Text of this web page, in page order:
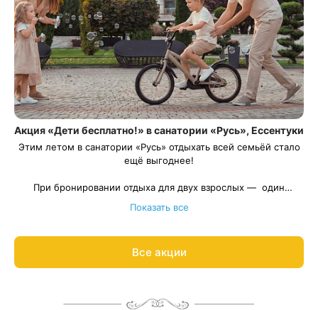
Акция «Дети бесплатно!» в санатории «Русь», Ессентуки
Этим летом в санатории «Русь» отдыхать всей семьёй стало
ещё выгоднее!
При бронировании отдыха для двух взрослых — один
бесплатно
по 30 сентября, чтобы вы могли выбрать самые удобные даты
Весь период проживания должен пройти в даты 01 июня —
30 сентября 2026.
Показать все
Все акции